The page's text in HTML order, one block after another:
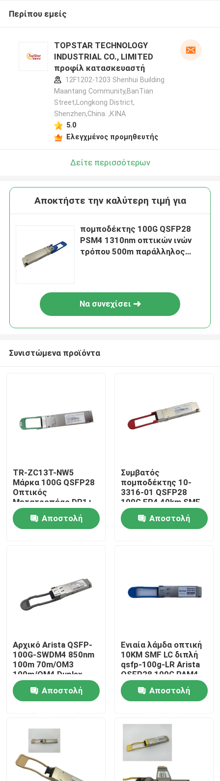
Σπίτι
Προϊόντα
Γύρος εργοστασίων
Μας ελάτε σε επαφή με
Ειδήσεις
Οπτική μονάδα 400G/800G
ενότητα 100G QSFP28
Περίπου εμείς
TOPSTAR TECHNOLOGY
INDUSTRIAL CO., LIMITED
προφίλ κατασκευαστή
12F1202-1203 Shenhui Building
Maantang Community,BanTian
Street,Longkong District,
Shenzhen,China. ,ΚΙΝΑ
5.0
Ελεγχμένος προμηθευτής
Δείτε περισσότερων
Αποκτήστε την καλύτερη τιμή για
πομποδέκτης 100G QSFP28
PSM4 1310nm οπτικών ινών
τρόπου 500m παράλληλος
Να συνεχίσει
Συνιστώμενα προϊόντα
TR-ZC13T-NW5
Μάρκα 100G QSFP28
Οπτικός
Μετατροπέας DR1+
PAM4 500M
Αποστολή
Συμβατός
πομποδέκτης 10-
3316-01 QSFP28
100G ER4 40km SMF
Αποστολή
Αρχικό Arista QSFP-
100G-SWDM4 850nm
100m 70m/OM3
100m/OM4 Duplex
MMF δέκτη
Αποστολή
Ενιαία λάμδα οπτική
10KM SMF LC διπλή
qsfp-100g-LR Arista
QSFP28 100G PAM4
Αποστολή